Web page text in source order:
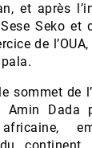
et après
Seko et
de
sommet de
Amin Dada
africaine,